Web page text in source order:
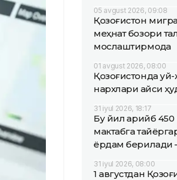
05 avgust 2026, 09:08
Қозоғистон
меҳнат бозори
мослаштирмоқда
01 avgust 2026, 08:00
Қозоғистонда
нархлари қайси
31 iyul 2026, 18:17
Бу йил қарийб
мактабга
ёрдам берилади
31 iyul 2026, 08:00
1 августдан